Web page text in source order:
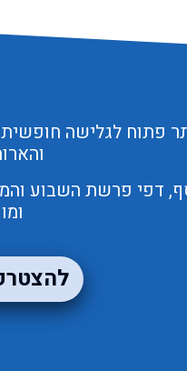
פתוח לגלישה
דפי פרשת השבוע